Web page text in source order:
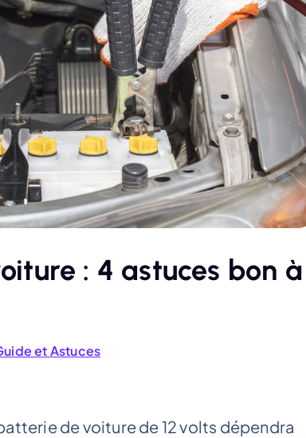
: 4 astuces bon à
et Astuces
de voiture de 12 volts dépendra